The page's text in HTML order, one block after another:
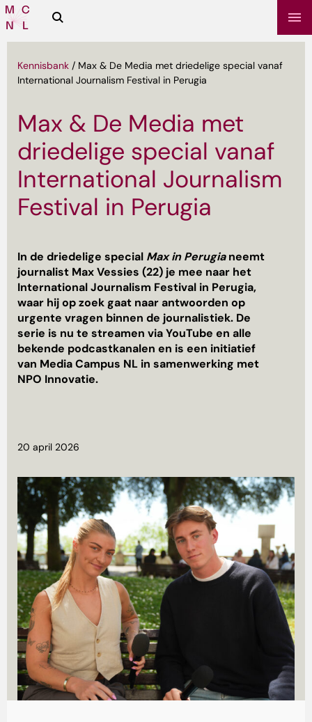
Media
Campus
Zoeken
Kennisbank / Max & De Media met driedelige special vanaf
International Journalism Festival in Perugia
Max & De Media met
driedelige special vanaf
International Journalism
Festival in Perugia
In de driedelige special Max in Perugianeemt
journalist Max Vessies (22) je mee naar het
International Journalism Festival in Perugia,
waar hij op zoek gaat naar antwoorden op
urgente vragen binnen de journalistiek. De
serie is nu te streamen via YouTube en alle
bekende podcastkanalen en is een initiatief
van Media Campus NL in samenwerking met
NPO Innovatie.
20 april 2026